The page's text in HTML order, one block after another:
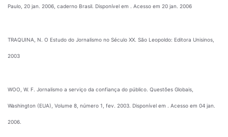
Paulo, 20 jan. 2006, caderno Brasil. Disponível em . Acesso em 20 jan. 2006
TRAQUINA, N. O Estudo do Jornalismo no Século XX. São Leopoldo: Editora Unisinos,
2003
WOO, W. F. Jornalismo a serviço da confiança do público. Questões Globais,
Washington (EUA), Volume 8, número 1, fev. 2003. Disponível em . Acesso em 04 jan.
2006.